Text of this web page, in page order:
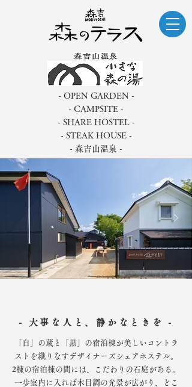
- OPEN GARDEN -
- CAMPSITE -
- SHARE HOSTEL -
- STEAK HOUSE -
- 森吉山温泉 -
- ​大事な人と、静かなときを -
「白」の蔵と「黒」の宿泊棟が美しいコントラ
ストを織りなすデザイナーズシェアホステル。
2棟の宿泊棟の間には、こだわりの石庭がある。
一歩室内に入れば木目調の光景が広がり、どこ